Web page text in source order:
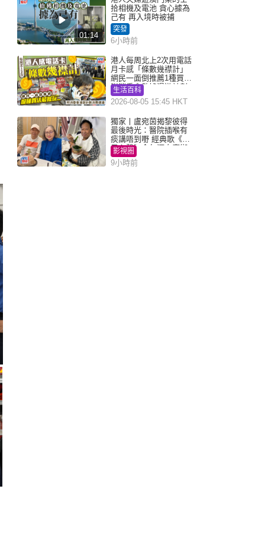
01:14
拾相機及電池 貪心據為
己有 再入境時被捕
突發
6小時前
港人每周北上2次用電話
月卡感「條數幾襟計」
網民一面倒推薦1種買法
附消委會數據漫遊計劃
消費提示
生活百科
2026-08-05 15:45 HKT
獨家丨盧宛茵揭黎彼得
最後時光：醫院插喉有
痰講唔到嘢 經典歌《浪
子心聲》金句源自廟街
睇相佬
影視圈
9小時前